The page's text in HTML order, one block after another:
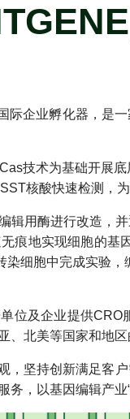
企业孵化器，是
技术为基础开展
核酸快速检测，
用酶进行改造，
痕地实现细胞的基
细胞中完成实验
位及企业提供
北美等国家和地
，坚持创新满足客
，以基因编辑产